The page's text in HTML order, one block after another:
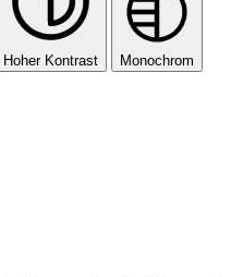
Hoher Kontrast Monochrom